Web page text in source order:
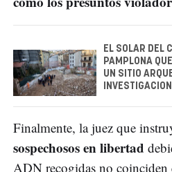
EL SOLAR DEL
PAMPLONA
UN SITIO
Finalmente, la juez que
sospechosos en libertad
ADN recogidas no